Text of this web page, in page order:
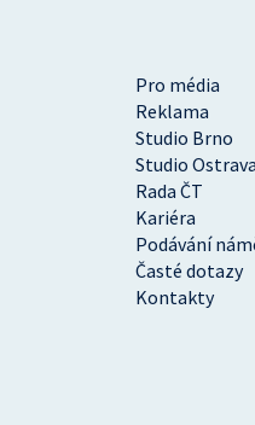
Pro média
Reklama
Studio Brno
Studio Ostrava
Rada ČT
Kariéra
Podávání
Časté dotazy
Kontakty